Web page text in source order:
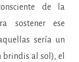
de la
sostener ese
sería un
al sol), el